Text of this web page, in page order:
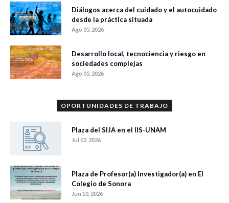
Diálogos acerca del cuidado y el autocuidado
desde la práctica situada
Ago 05, 2026
Desarrollo local, tecnociencia y riesgo en
sociedades complejas
Ago 05, 2026
OPORTUNIDADES DE TRABAJO
Plaza del SIJA en el IIS-UNAM
Jul 02, 2026
Plaza de Profesor(a) Investigador(a) en El
Colegio de Sonora
Jun 10, 2026